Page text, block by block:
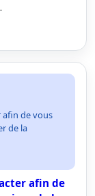
afin de vous
de la
afin de